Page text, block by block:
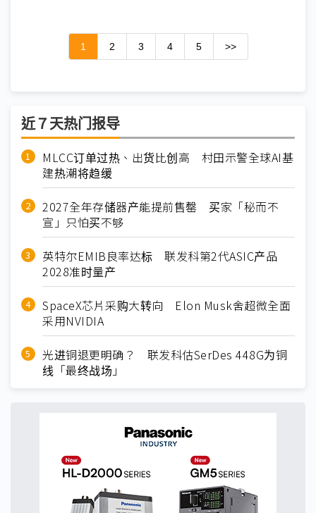
1 2 3 4 5 >>
近７天热门报导
MLCC订单过热、出货比创高 村田示警全球AI基
建热潮将趋缓
2027全年存储器产能提前售罄 买家「秘而不
宣」只怕买不够
英特尔EMIB良率达标 联发科第2代ASIC产品
2028准时量产
SpaceX芯片采购大转向 Elon Musk舍超微全面
采用NVIDIA
光进铜退更明确？ 联发科估SerDes 448G为铜
线「最终战场」